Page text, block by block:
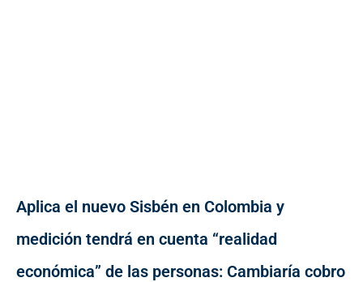
Aplica el nuevo Sisbén en Colombia y
medición tendrá en cuenta “realidad
económica” de las personas: Cambiaría cobro